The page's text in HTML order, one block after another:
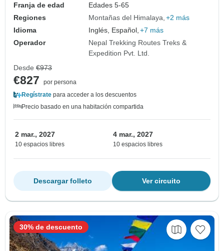
Franja de edad
Edades 5-65
Regiones
Montañas del Himalaya +2 más
Idioma
Inglés, Español, +7 más
Operador
Nepal Trekking Routes Treks &
Expedition Pvt. Ltd.
Desde €973
€827
por persona
Regístrate para acceder a los descuentos
Precio basado en una habitación compartida
2 mar., 2027
10 espacios libres
4 mar., 2027
10 espacios libres
Ver circuito
Descargar folleto
30% de descuento